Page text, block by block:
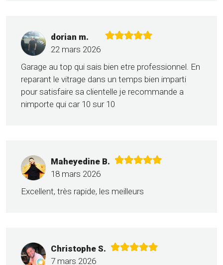
dorian m.
22 mars 2026
Garage au top qui sais bien etre professionnel. En
reparant le vitrage dans un temps bien imparti
pour satisfaire sa clientelle je recommande a
nimporte qui car 10 sur 10
Maheyedine B.
18 mars 2026
Excellent, très rapide, les meilleurs
Christophe S.
7 mars 2026